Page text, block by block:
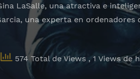
LaSalle, una atractiva e
una experta en ordenadores
574 Total de Views , 1 Views de